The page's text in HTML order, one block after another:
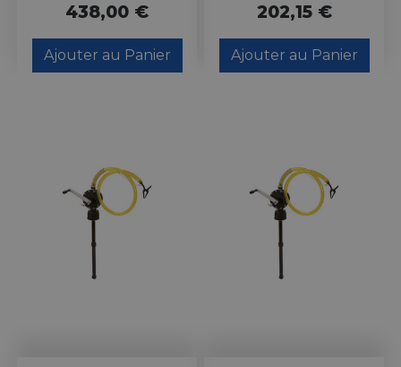
438,00 €
Ajouter au Panier
202,15 €
Ajouter au Panier